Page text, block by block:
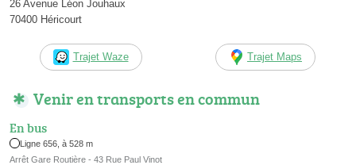
26 Avenue Léon Jouhaux
70400 Héricourt
Trajet Waze Trajet Maps
Venir en transports en commun
En bus
Ligne 656, à 528 m
Arrêt Gare Routière - 43 Rue Paul Vinot